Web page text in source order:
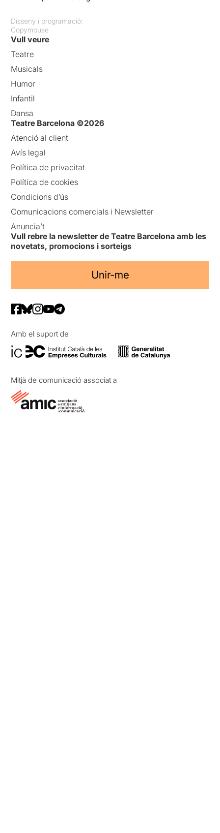
Disseny i programació:
Copymouse
Vull veure
Teatre
Musicals
Humor
Infantil
Dansa
Teatre Barcelona ©2026
Atenció al client
Avís legal
Política de privacitat
Política de cookies
Condicions d’ús
Comunicacions comercials i Newsletter
Anuncia’t
Vull rebre la newsletter de Teatre Barcelona amb les
novetats, promocions i sorteigs
Unir-me
Amb el suport de
Mitjà de comunicació associat a